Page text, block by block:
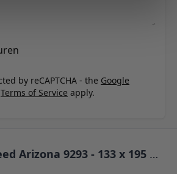
by reCAPTCHA - the Google
Terms of Service apply.
Vloerkleed Arizona 9293 - 133 x 195 cm